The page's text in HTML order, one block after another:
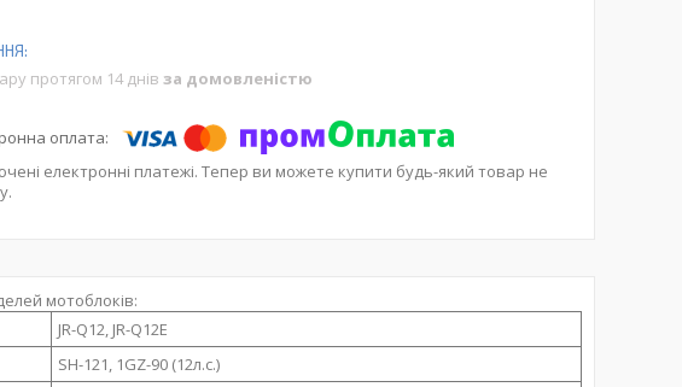
протягом 14 днів за домовленістю
електронні платежі. Тепер ви можете купити будь-який товар не
мотоблоків:
JR-Q12, JR-Q12E
SH-121, 1GZ-90 (12л.с.)